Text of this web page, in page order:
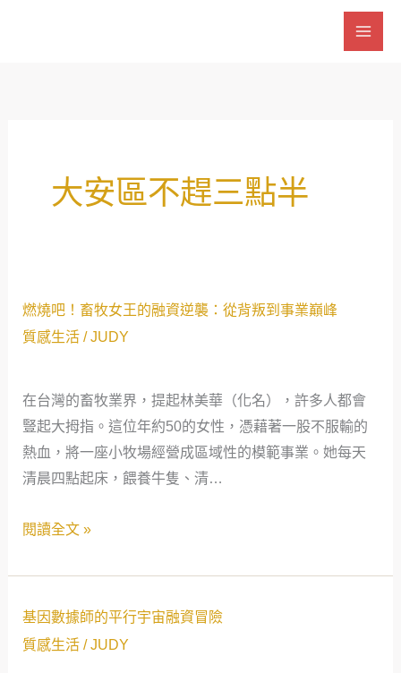
大安區不趕三點半
燃燒吧！畜牧女王的融資逆襲：從背叛到事業巔峰
質感生活/ JUDY
在台灣的畜牧業界，提起林美華（化名），許多人都會
豎起大拇指。這位年約50的女性，憑藉著一股不服輸的
熱血，將一座小牧場經營成區域性的模範事業。她每天
清晨四點起床，餵養牛隻、清…
燃
燒
牧
女
王
的
資
從
背
閱讀全文 »
基因數據師的平行宇宙融資冒險
質感生活/JUDY
基
因